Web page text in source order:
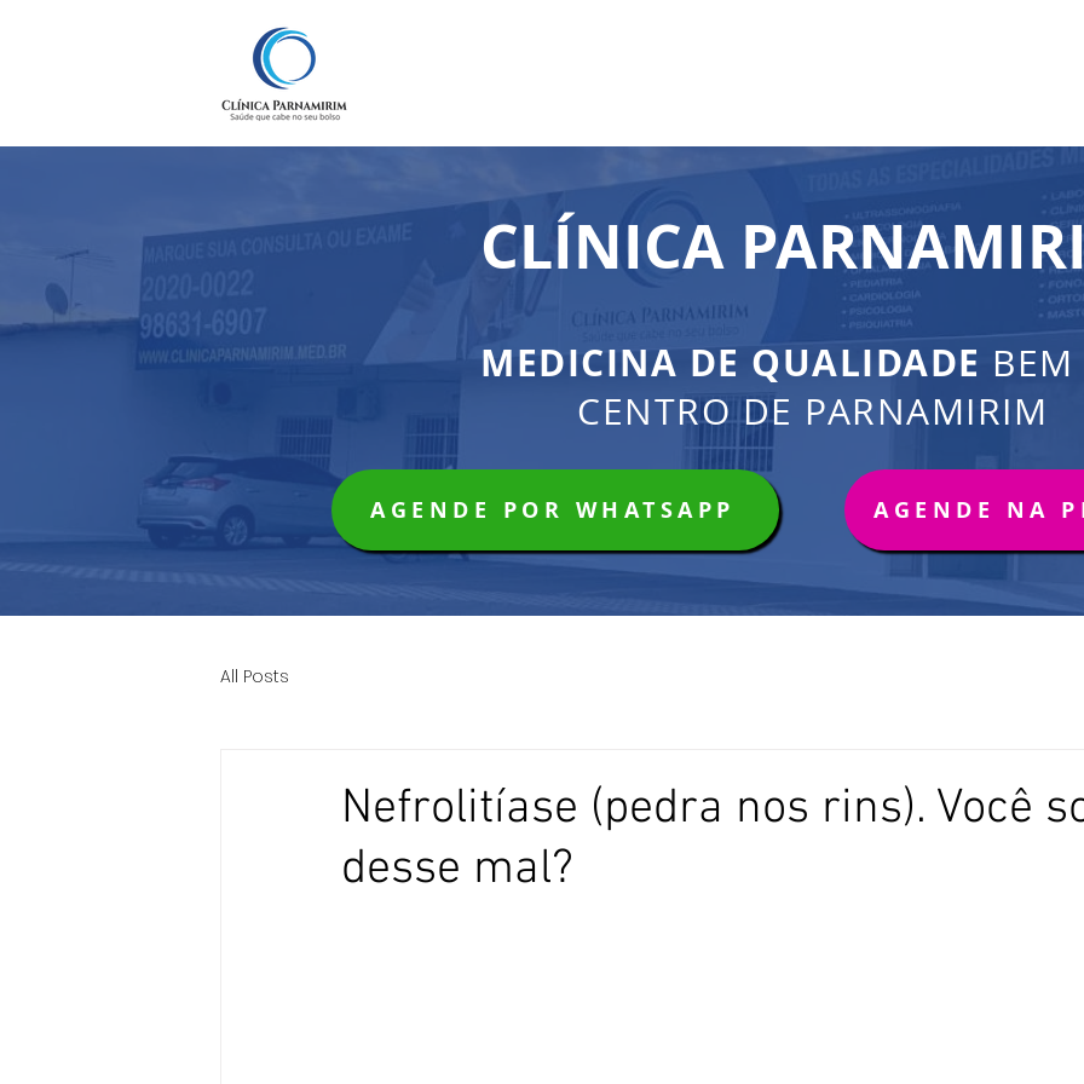
CLÍNICA
MEDICINA DE QUALIDADE
CENTRO DE PARNAMIRIM
AGENDE POR WHATSAPP AGENDE NA
All Posts
Nefrolitíase (pedra nos rins). Você
desse mal?